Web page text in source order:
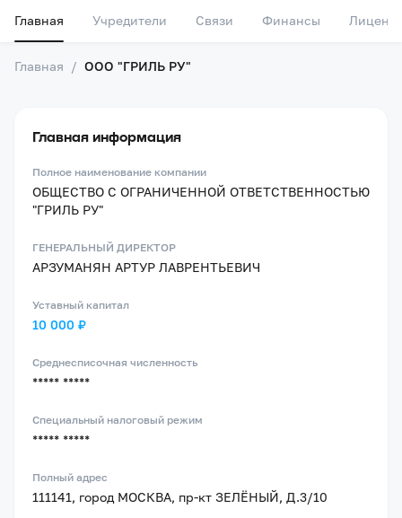
Главная Учредители Связи Финансы
Главная / ООО "ГРИЛЬ РУ"
Главная информация
Полное наименование компании
ОБЩЕСТВО С ОГРАНИЧЕННОЙ ОТВЕТСТВЕННОСТЬЮ
"ГРИЛЬ РУ"
ГЕНЕРАЛЬНЫЙ ДИРЕКТОР
АРЗУМАНЯН АРТУР ЛАВРЕНТЬЕВИЧ
Уставный капитал
10 000 ₽
Среднесписочная численность
***** *****
Специальный налоговый режим
***** *****
Полный адрес
111141, город МОСКВА, пр-кт ЗЕЛЁНЫЙ, Д.3/10